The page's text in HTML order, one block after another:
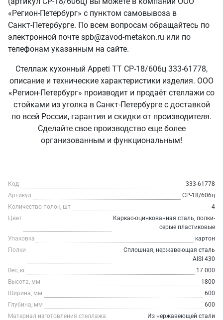
«Регион-Петербург» с пунктом самовывоза в
Санкт‑Петербурге. По всем вопросам обращайтесь по
электронной почте spb@zavod-metakon.ru или по
телефонам указанным на сайте.
Стеллаж кухонный Appeti ТТ СР-18/606ц 333-61778,
описание и технические характеристики изделия. ООО
«Регион-Петербург» производит и продаёт стеллажи со
стойками из уголка в Санкт‑Петербурге с доставкой
по всей России, гарантия и скидки от производителя.
Сделайте свое производство еще более
организованным и функциональным!
Код
333-61778
Артикул
СР-18/606ц
Количество полок, шт
4
Цвет
Каркас-оцинкованная сталь, полки-
серые пластиковые
Упаковка
картон
Полки
Сплошная, нержавеющая сталь
AISI 430
Вес, кг
17.000
Высота, мм
1800
Ширина, мм
600
Глубина, мм
600
Материал изготовления стеллажа
Из нержавеющей стали